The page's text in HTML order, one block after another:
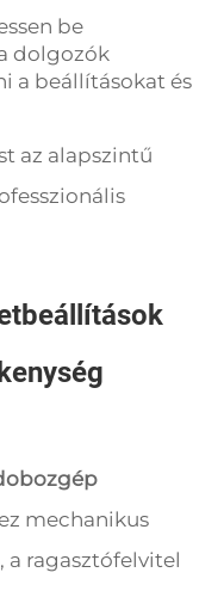
be
dolgozók
a beállításokat és
az alapszintű
mechanikus
a ragasztófelvitel